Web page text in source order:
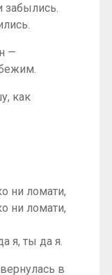
—
как
ни ломати,
ни ломати,
я, ты да я.
в